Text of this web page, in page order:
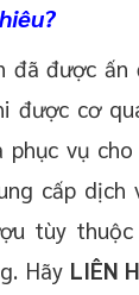
đã được ấn
được cơ
phục vụ
cấp
tùy thuộc
Hãy LIÊN